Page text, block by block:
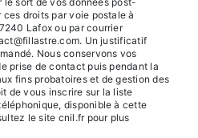
droits par voie postale à
Lafox ou par courrier
Un justificatif
Nous conservons vos
prise de contact puis pendant la
fins probatoires et de gestion des
de vous inscrire sur la liste
disponible à cette
le site cnil.fr pour plus